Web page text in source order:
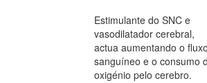
Estimulante do SNC e
vasodilatador cerebral,
actua aumentando o fluxo
sanguíneo e o consumo
oxigénio pelo cerebro.